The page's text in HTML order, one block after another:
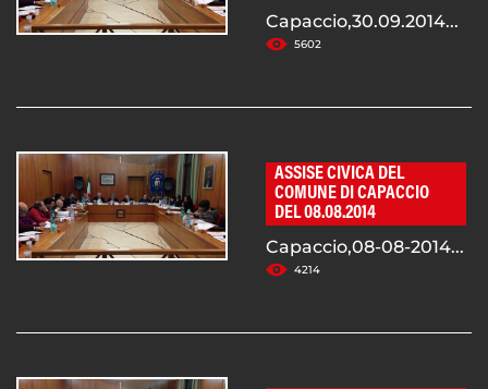
Capaccio,30.09.2014...
5602
ASSISE CIVICA DEL
COMUNE DI CAPACCIO
DEL 08.08.2014
Capaccio,08-08-2014...
4214